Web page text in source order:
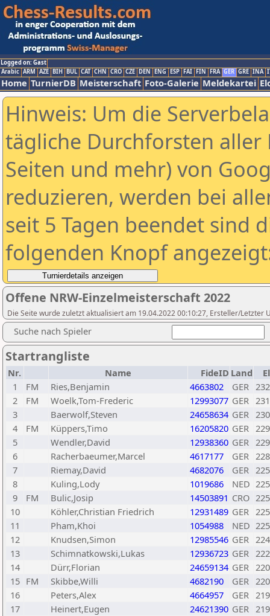
Logged on: Gast
Arabic ARM AZE BIH BUL CAT CHN CRO CZE DEN ENG ESP FAI FIN FRA GER GRE INA
Home TurnierDB Meisterschaft Foto-Galerie Meldekartei
Hinweis: Um die
tägliche Durchforsten aller
Seiten und mehr) von
reduzieren, werden bei
seit 5 Tagen beendet sind
folgenden Knopf
Offene NRW-Einzelmeisterschaft 2022
Die Seite wurde zuletzt aktualisiert am 19.04.2022 00:10:27, Ersteller/Letzter
Suche nach Spieler
Startrangliste
Nr. Name FideID Land
1
FM Ries,Benjamin 4663802 GER
2
FM Woelk,Tom-Frederic 12993077 GER
3
Baerwolf,Steven 24658634 GER
4
FM Küppers,Timo 16205820 GER
5
Wendler,David 12938360 GER
6
Racherbaeumer,Marcel 4617177 GER
7
Riemay,David 4682076 GER
8
Kuling,Lody 1019686 NED
9
FM Bulic,Josip 14503891 CRO
10
Köhler,Christian Friedrich 12931489 GER
11
Pham,Khoi 1054988 NED
12
Knudsen,Simon 12985546 GER
13
Schimnatkowski,Lukas 12936723 GER
14
Dürr,Florian 24659134 GER
15 FM Skibbe,Willi 4682190 GER
16
Peters,Alex 4664957 GER
17
Heinert,Eugen 24621390 GER